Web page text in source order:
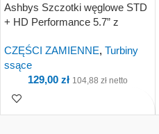
Ashbys Szczotki węglowe STD
+ HD Performance 5.7” z
CZĘŚCI ZAMIENNE, Turbiny
ssące
129,00 zł 104,88 zł netto